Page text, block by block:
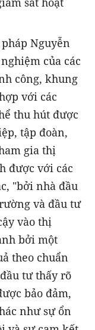
Nguyễn
của các
công, khung
với các
thu hút được
tập đoàn,
gia thị
được với các
"bởi nhà đầu
và đầu tư
vào thị
bởi một
theo chuẩn
tư thấy rõ
bảo đảm,
như sự ổn